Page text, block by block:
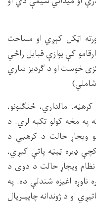
اټكل كېږي او مساحت
ارقامو كې يوازې قبايل راځي
خوست او د ګرديز ښاري
مالداري، ځنګلونو،
په مخه كولو تكېه لري. د
ويجاړ حالت د كرهڼې د
ډيره ټيټه پاتې كېږي،
نظام ويجاړ حالت د دوى د
ناوړه اغيزه شندلې ده. په
او د ژوندانه چاپيـريال